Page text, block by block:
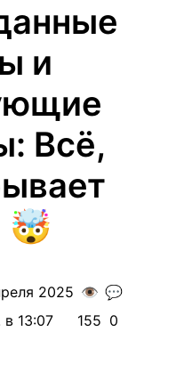
и
Всё,
🤯
2025
в 13:07
👁️
155
💬
0